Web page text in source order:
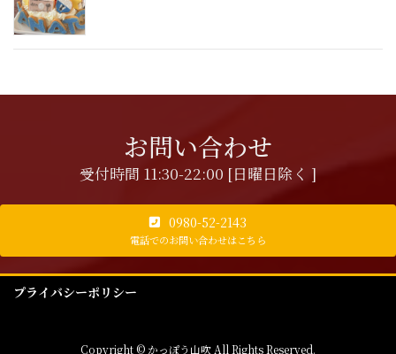
お問い合わせ
受付時間 11:30-22:00 [日曜日除く ]
0980-52-2143
電話でのお問い合わせはこちら
プライバシーポリシー
Copyright © かっぽう山吹 All Rights Reserved.